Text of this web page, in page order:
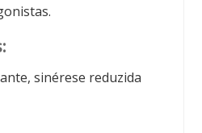
sinérese reduzida